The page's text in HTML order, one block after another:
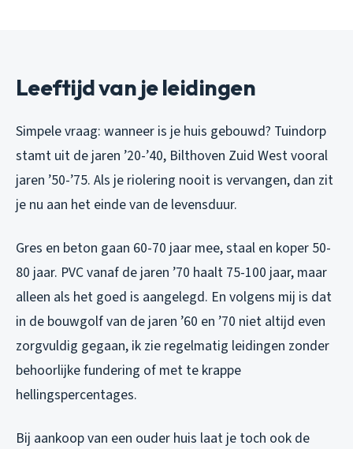
Leeftijd van je leidingen
Simpele vraag: wanneer is je huis gebouwd? Tuindorp
stamt uit de jaren ’20-’40, Bilthoven Zuid West vooral
jaren ’50-’75. Als je riolering nooit is vervangen, dan zit
je nu aan het einde van de levensduur.
Gres en beton gaan 60-70 jaar mee, staal en koper 50-
80 jaar. PVC vanaf de jaren ’70 haalt 75-100 jaar, maar
alleen als het goed is aangelegd. En volgens mij is dat
in de bouwgolf van de jaren ’60 en ’70 niet altijd even
zorgvuldig gegaan, ik zie regelmatig leidingen zonder
behoorlijke fundering of met te krappe
hellingspercentages.
Bij aankoop van een ouder huis laat je toch ook de